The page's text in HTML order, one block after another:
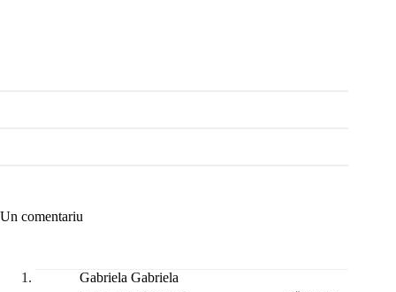
Un comentariu
Gabriela Gabriela